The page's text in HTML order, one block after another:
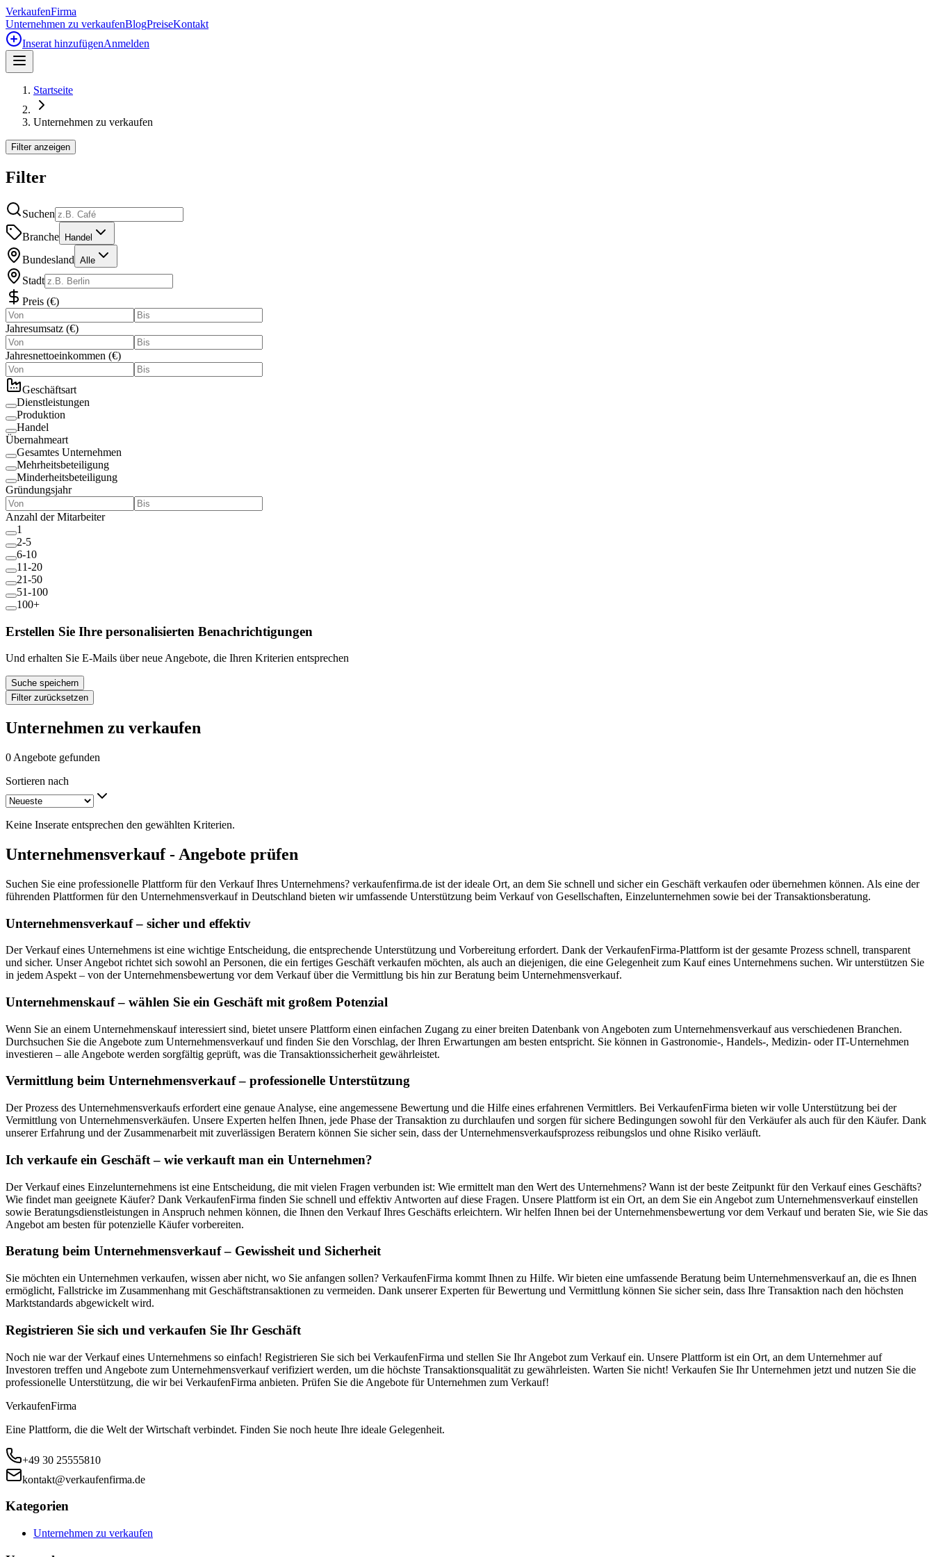
VerkaufenFirma
Unternehmen zu verkaufenBlogPreiseKontakt
Inserat hinzufügenAnmelden
Startseite
Unternehmen zu verkaufen
Filter anzeigen
Filter
Suchen
Branche
Handel
Bundesland Alle
Stadt
Preis (€)
Jahresumsatz (€)
Jahresnettoeinkommen (€)
Geschäftsart
Dienstleistungen
Produktion
Handel
Übernahmeart
Gesamtes Unternehmen
Mehrheitsbeteiligung
Minderheitsbeteiligung
Gründungsjahr
Anzahl der Mitarbeiter
1
2-5
6-10
11-20
21-50
51-100
100+
Erstellen Sie Ihre personalisierten Benachrichtigungen
Und erhalten Sie E-Mails über neue Angebote, die Ihren Kriterien entsprechen
Suche speichern
Filter zurücksetzen
Unternehmen zu verkaufen
0 Angebote gefunden
Sortieren nach
Keine Inserate entsprechen den gewählten Kriterien.
Unternehmensverkauf - Angebote prüfen
Suchen Sie eine professionelle Plattform für den Verkauf Ihres Unternehmens? verkaufenfirma.de ist der ideale Ort, an dem Sie schnell und sicher ein Geschäft verkaufen oder übernehmen können. Als eine der
führenden Plattformen für den Unternehmensverkauf in Deutschland bieten wir umfassende Unterstützung beim Verkauf von Gesellschaften, Einzelunternehmen sowie bei der Transaktionsberatung.
Unternehmensverkauf – sicher und effektiv
Der Verkauf eines Unternehmens ist eine wichtige Entscheidung, die entsprechende Unterstützung und Vorbereitung erfordert. Dank der VerkaufenFirma-Plattform ist der gesamte Prozess schnell, transparent
und sicher. Unser Angebot richtet sich sowohl an Personen, die ein fertiges Geschäft verkaufen möchten, als auch an diejenigen, die eine Gelegenheit zum Kauf eines Unternehmens suchen. Wir unterstützen Sie
in jedem Aspekt – von der Unternehmensbewertung vor dem Verkauf über die Vermittlung bis hin zur Beratung beim Unternehmensverkauf.
Unternehmenskauf – wählen Sie ein Geschäft mit großem Potenzial
Wenn Sie an einem Unternehmenskauf interessiert sind, bietet unsere Plattform einen einfachen Zugang zu einer breiten Datenbank von Angeboten zum Unternehmensverkauf aus verschiedenen Branchen.
Durchsuchen Sie die Angebote zum Unternehmensverkauf und finden Sie den Vorschlag, der Ihren Erwartungen am besten entspricht. Sie können in Gastronomie-, Handels-, Medizin- oder IT-Unternehmen
investieren – alle Angebote werden sorgfältig geprüft, was die Transaktionssicherheit gewährleistet.
Vermittlung beim Unternehmensverkauf – professionelle Unterstützung
Der Prozess des Unternehmensverkaufs erfordert eine genaue Analyse, eine angemessene Bewertung und die Hilfe eines erfahrenen Vermittlers. Bei VerkaufenFirma bieten wir volle Unterstützung bei der
Vermittlung von Unternehmensverkäufen. Unsere Experten helfen Ihnen, jede Phase der Transaktion zu durchlaufen und sorgen für sichere Bedingungen sowohl für den Verkäufer als auch für den Käufer. Dank
unserer Erfahrung und der Zusammenarbeit mit zuverlässigen Beratern können Sie sicher sein, dass der Unternehmensverkaufsprozess reibungslos und ohne Risiko verläuft.
Ich verkaufe ein Geschäft – wie verkauft man ein Unternehmen?
Der Verkauf eines Einzelunternehmens ist eine Entscheidung, die mit vielen Fragen verbunden ist: Wie ermittelt man den Wert des Unternehmens? Wann ist der beste Zeitpunkt für den Verkauf eines Geschäfts?
Wie findet man geeignete Käufer? Dank VerkaufenFirma finden Sie schnell und effektiv Antworten auf diese Fragen. Unsere Plattform ist ein Ort, an dem Sie ein Angebot zum Unternehmensverkauf einstellen
sowie Beratungsdienstleistungen in Anspruch nehmen können, die Ihnen den Verkauf Ihres Geschäfts erleichtern. Wir helfen Ihnen bei der Unternehmensbewertung vor dem Verkauf und beraten Sie, wie Sie das
Angebot am besten für potenzielle Käufer vorbereiten.
Beratung beim Unternehmensverkauf – Gewissheit und Sicherheit
Sie möchten ein Unternehmen verkaufen, wissen aber nicht, wo Sie anfangen sollen? VerkaufenFirma kommt Ihnen zu Hilfe. Wir bieten eine umfassende Beratung beim Unternehmensverkauf an, die es Ihnen
ermöglicht, Fallstricke im Zusammenhang mit Geschäftstransaktionen zu vermeiden. Dank unserer Experten für Bewertung und Vermittlung können Sie sicher sein, dass Ihre Transaktion nach den höchsten
Marktstandards abgewickelt wird.
Registrieren Sie sich und verkaufen Sie Ihr Geschäft
Noch nie war der Verkauf eines Unternehmens so einfach! Registrieren Sie sich bei VerkaufenFirma und stellen Sie Ihr Angebot zum Verkauf ein. Unsere Plattform ist ein Ort, an dem Unternehmer auf
Investoren treffen und Angebote zum Unternehmensverkauf verifiziert werden, um die höchste Transaktionsqualität zu gewährleisten. Warten Sie nicht! Verkaufen Sie Ihr Unternehmen jetzt und nutzen Sie die
professionelle Unterstützung, die wir bei VerkaufenFirma anbieten. Prüfen Sie die Angebote für Unternehmen zum Verkauf!
VerkaufenFirma
Eine Plattform, die die Welt der Wirtschaft verbindet. Finden Sie noch heute Ihre ideale Gelegenheit.
+49 30 25555810
kontakt@verkaufenfirma.de
Kategorien
Unternehmen zu verkaufen